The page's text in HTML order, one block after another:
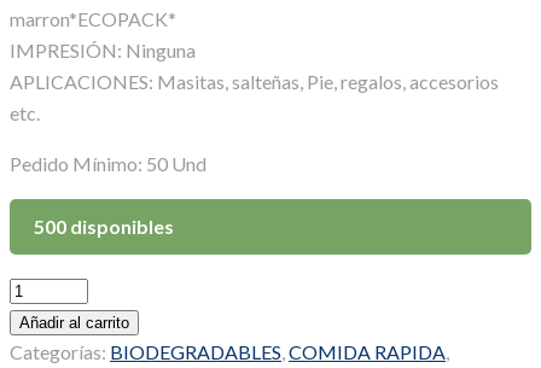
marron*ECOPACK*
IMPRESIÓN: Ninguna
APLICACIONES: Masitas, salteñas, Pie, regalos, accesorios
etc.
Pedido Mínimo: 50 Und
500 disponibles
Bandeja
Rectangular
Autoarmable
Añadir al carrito
Categorías: BIODEGRADABLES COMIDA RAPIDA